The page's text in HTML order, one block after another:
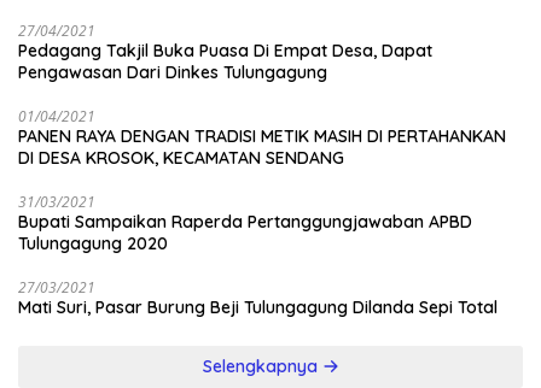
27/04/2021
Pedagang Takjil Buka Puasa Di Empat Desa, Dapat
Pengawasan Dari Dinkes Tulungagung
01/04/2021
PANEN RAYA DENGAN TRADISI METIK MASIH DI PERTAHANKAN
DI DESA KROSOK, KECAMATAN SENDANG
31/03/2021
Bupati Sampaikan Raperda Pertanggungjawaban APBD
Tulungagung 2020
27/03/2021
Mati Suri, Pasar Burung Beji Tulungagung Dilanda Sepi Total
Selengkapnya